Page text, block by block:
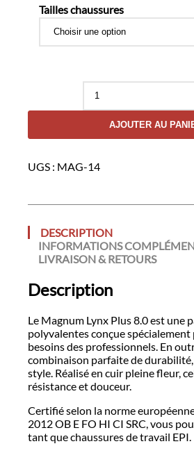
Tailles chaussures
quantité
MAGNUM
PLUS
AJOUTER AU
UGS : MAG-14
DESCRIPTION
INFORMATIONS
LIVRAISON & RETOURS
Description
Le Magnum Lynx Plus 8.0 est une
polyvalentes conçue
besoins des professionnels. En
combinaison parfaite de
style. Réalisé en cuir pleine fleur,
résistance et douceur.
Certifié selon la norme
2012 OB E FO HI CI SRC, vous
tant que chaussures de travail EPI.